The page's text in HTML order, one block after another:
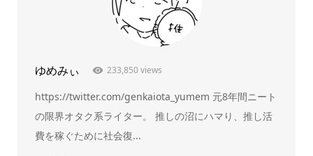
ゆめみぃ 233,850 views
https://twitter.com/genkaiota_yumem 元8年間ニート
の限界オタク系ライター。 推しの沼にハマり、推し活
費を稼ぐために社会復...